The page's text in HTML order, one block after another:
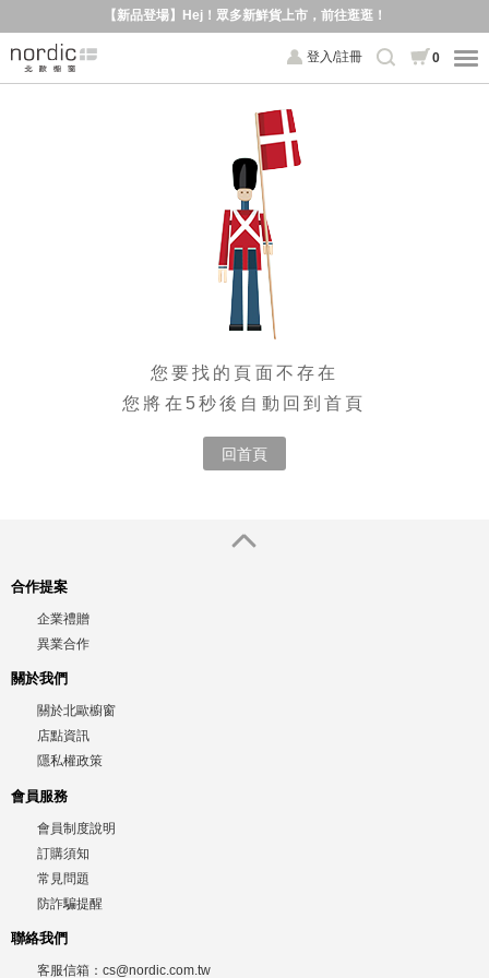
【新品登場】Hej！眾多新鮮貨上市，前往逛逛！
登入/註冊 0
您要找的頁面不存在
您將在5秒後自動回到首頁
回首頁
合作提案
企業禮贈
異業合作
關於我們
關於北歐櫥窗
店點資訊
隱私權政策
會員服務
會員制度說明
訂購須知
常見問題
防詐騙提醒
聯絡我們
客服信箱： cs@nordic.com.tw